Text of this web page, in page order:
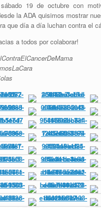
19 de octubre con
la ADA quisimos mostrar
que día a día luchan contra el
a todos por colaborar!